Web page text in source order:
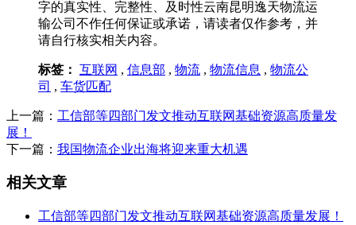
字的真实性、完整性、及时性云南昆明逸天物流运
输公司不作任何保证或承诺，请读者仅作参考，并
请自行核实相关内容。
标签： 互联网 , 信息部 , 物流 , 物流信息 , 物流公
司 , 车货匹配
上一篇： 工信部等四部门发文推动互联网基础资源高质量发
展！
下一篇： 我国物流企业出海将迎来重大机遇
相关文章
工信部等四部门发文推动互联网基础资源高质量发展！